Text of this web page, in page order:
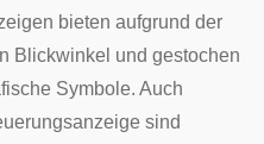
bieten aufgrund der
Blickwinkel und gestochen
Symbole. Auch
sind